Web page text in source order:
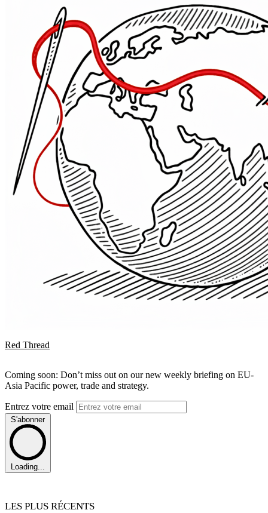
Red Thread
Coming soon: Don’t miss out on our new weekly briefing on EU-
Asia Pacific power, trade and strategy.
Entrez votre email
S'abonner
Loading...
LES PLUS RÉCENTS